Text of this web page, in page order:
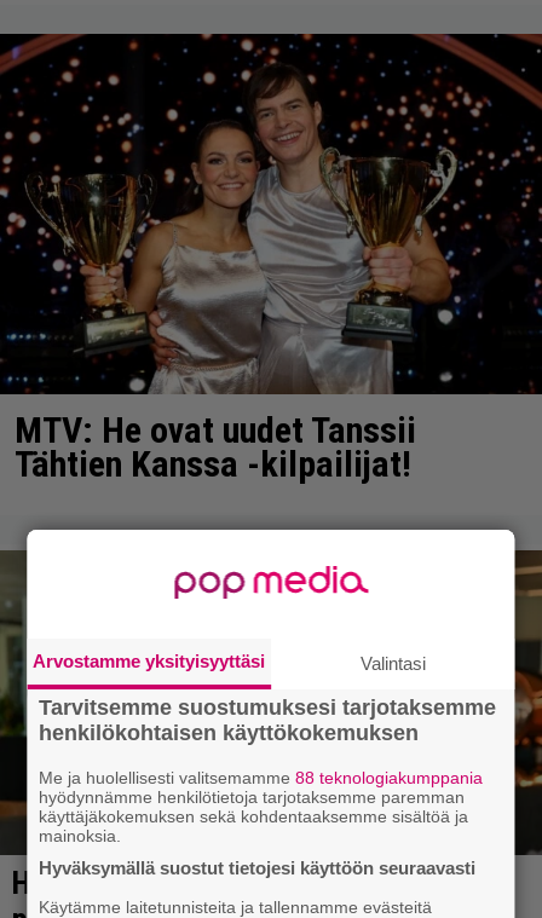
MTV: He ovat uudet Tanssii
Tähtien Kanssa -kilpailijat!
Arvostamme yksityisyyttäsi Valintasi
Tarvitsemme suostumuksesi tarjotaksemme
henkilökohtaisen käyttökokemuksen
Me ja huolellisesti valitsemamme88 teknologiakumppania
hyödynnämme henkilötietoja tarjotaksemme paremman
käyttäjäkokemuksen sekä kohdentaaksemme sisältöä ja
mainoksia.
Hyväksymällä suostut tietojesi käyttöön seuraavasti
Käytämme laitetunnisteita ja tallennamme evästeitä